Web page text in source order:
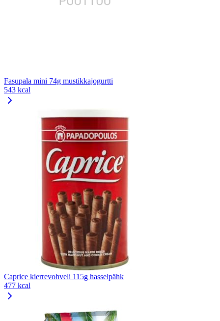
Fasupala mini 74g mustikkajogurtti
543 kcal
Caprice kierrevohveli 115g hasselpähk
477 kcal